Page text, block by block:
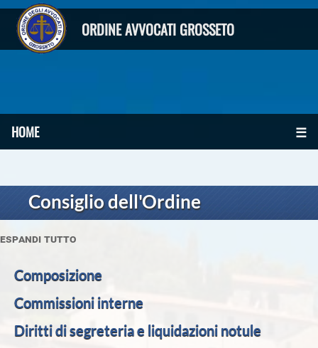
ORDINE AVVOCATI GROSSETO
HOME ☰
Consiglio dell'Ordine
espandi tutto
Composizione
Commissioni interne
Diritti di segreteria e liquidazioni notule